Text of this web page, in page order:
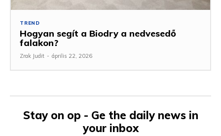
TREND
Hogyan segít a Biodry a nedvesedő
falakon?
Zrak Judit - április 22, 2026
Stay on op - Ge the daily news in
your inbox